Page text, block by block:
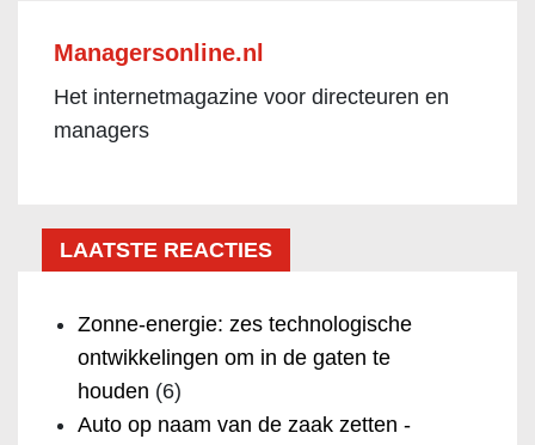
Managersonline.nl
Het internetmagazine voor directeuren en
managers
LAATSTE REACTIES
Zonne-energie: zes technologische
ontwikkelingen om in de gaten te
houden (6)
Auto op naam van de zaak zetten -